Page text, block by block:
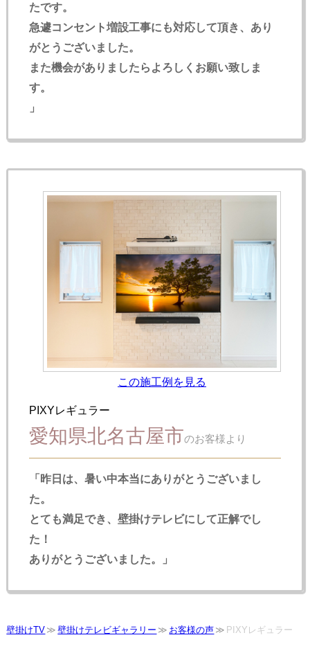
たです。
急遽コンセント増設工事にも対応して頂き、あり
がとうございました。
また機会がありましたらよろしくお願い致しま
す。
」
この施工例を見る
PIXYレギュラー
愛知県北名古屋市のお客様より
「昨日は、暑い中本当にありがとうございまし
た。
とても満足でき、壁掛けテレビにして正解でし
た！
ありがとうございました。」
壁掛けTV 壁掛けテレビギャラリー お客様の声 PIXYレギュラー